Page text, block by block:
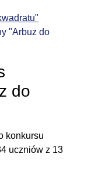
"Arbuz do
do
konkursu
uczniów z 13